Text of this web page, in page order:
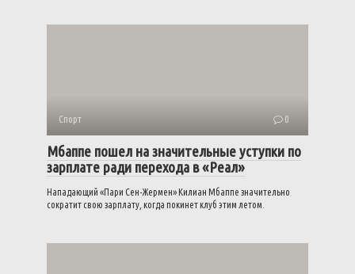
Спорт 0
Мбаппе пошел на значительные уступки по
зарплате ради перехода в «Реал»
Нападающий «Пари Сен-Жермен» Килиан Мбаппе значительно
сократит свою зарплату, когда покинет клуб этим летом.